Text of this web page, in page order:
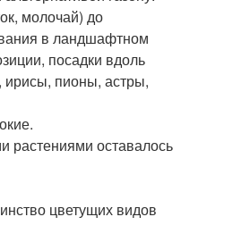
молочай) до
в ландшафтном
посадки вдоль
ирисы, пионы, астры,
растениями оставалось
цветущих видов